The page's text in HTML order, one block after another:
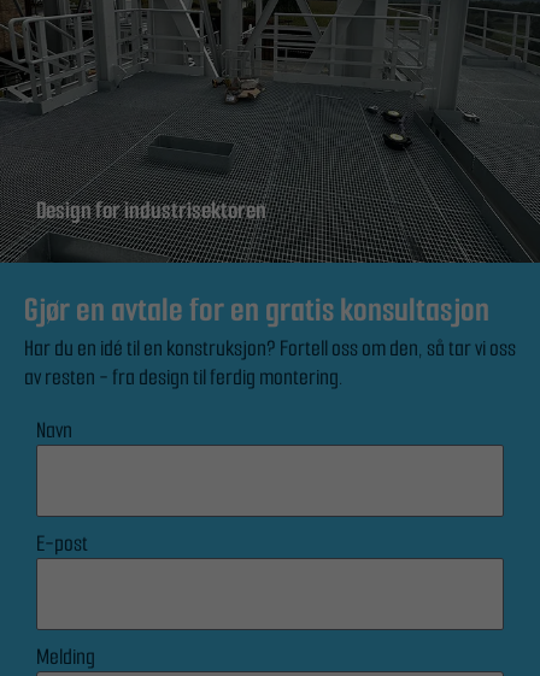
Design for industrisektoren
Gjør en avtale for en gratis konsultasjon
Har du en idé til en konstruksjon? Fortell oss om den, så tar vi oss
av resten - fra design til ferdig montering.
Navn
E-post
Melding